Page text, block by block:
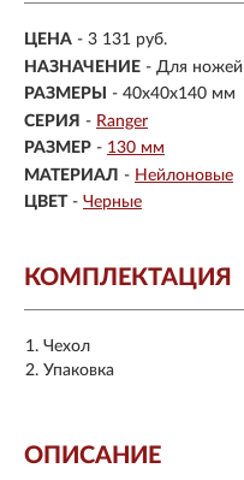
ЦЕНА - 3 131 руб.
НАЗНАЧЕНИЕ - Для ножей
РАЗМЕРЫ
- 40х40х140 мм
СЕРИЯ - Ranger
РАЗМЕР - 130 мм
МАТЕРИАЛ - Нейлоновые
ЦВЕТ - Черные
КОМПЛЕКТАЦИЯ
Чехол
Упаковка
ОПИСАНИЕ